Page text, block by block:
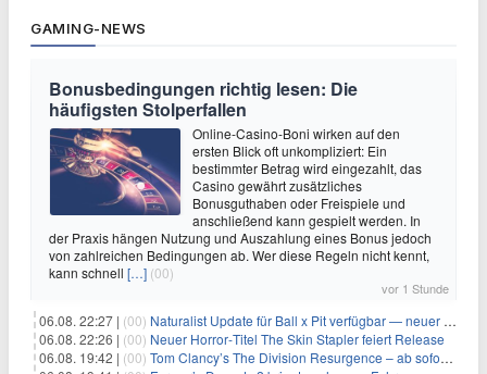
GAMING-NEWS
Bonusbedingungen richtig lesen: Die
häufigsten Stolperfallen
Online-Casino-Boni wirken auf den
ersten Blick oft unkompliziert: Ein
bestimmter Betrag wird eingezahlt, das
Casino gewährt zusätzliches
Bonusguthaben oder Freispiele und
anschließend kann gespielt werden. In
der Praxis hängen Nutzung und Auszahlung eines Bonus jedoch
von zahlreichen Bedingungen ab. Wer diese Regeln nicht kennt,
kann schnell […] (00)
vor 1 Stunde
06.08. 22:27 | (00) Naturalist Update für Ball x Pit verfügbar — neuer Content auf allen Plattformen
06.08. 22:26 | (00) Neuer Horror‑Titel The Skin Stapler feiert Release
06.08. 19:42 | (00) Tom Clancy’s The Division Resurgence – ab sofort für euch verfügbar